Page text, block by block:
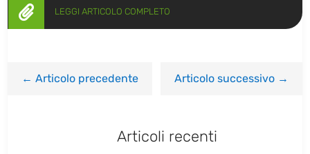
 LEGGI ARTICOLO COMPLETO
←Articolo precedente Articolo successivo→
Articoli recenti